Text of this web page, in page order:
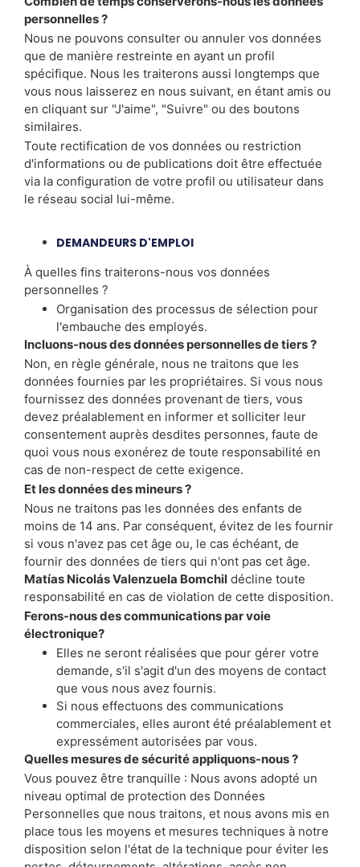
personnelles ?
Nous ne pouvons consulter ou annuler vos données
que de manière restreinte en ayant un profil
spécifique. Nous les traiterons aussi longtemps que
vous nous laisserez en nous suivant, en étant amis ou
en cliquant sur "J'aime", "Suivre" ou des boutons
similaires.
Toute rectification de vos données ou restriction
d'informations ou de publications doit être effectuée
via la configuration de votre profil ou utilisateur dans
le réseau social lui-même.
DEMANDEURS D'EMPLOI
À quelles fins traiterons-nous vos données
personnelles ?
Organisation des processus de sélection pour
l'embauche des employés.
Incluons-nous des données personnelles de tiers ?
Non, en règle générale, nous ne traitons que les
données fournies par les propriétaires. Si vous nous
fournissez des données provenant de tiers, vous
devez préalablement en informer et solliciter leur
consentement auprès desdites personnes, faute de
quoi vous nous exonérez de toute responsabilité en
cas de non-respect de cette exigence.
Et les données des mineurs ?
Nous ne traitons pas les données des enfants de
moins de 14 ans. Par conséquent, évitez de les fournir
si vous n'avez pas cet âge ou, le cas échéant, de
fournir des données de tiers qui n'ont pas cet âge.
Matías Nicolás Valenzuela Bomchil décline toute
responsabilité en cas de violation de cette disposition.
Ferons-nous des communications par voie
électronique?
Elles ne seront réalisées que pour gérer votre
demande, s'il s'agit d'un des moyens de contact
que vous nous avez fournis.
Si nous effectuons des communications
commerciales, elles auront été préalablement et
expressément autorisées par vous.
Quelles mesures de sécurité appliquons-nous ?
Vous pouvez être tranquille : Nous avons adopté un
niveau optimal de protection des Données
Personnelles que nous traitons, et nous avons mis en
place tous les moyens et mesures techniques à notre
disposition selon l'état de la technique pour éviter les